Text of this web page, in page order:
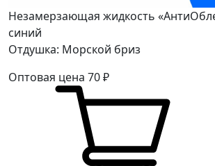
Незамерзающая жидкость
синий
Отдушка: Морской бриз
Оптовая цена 70₽